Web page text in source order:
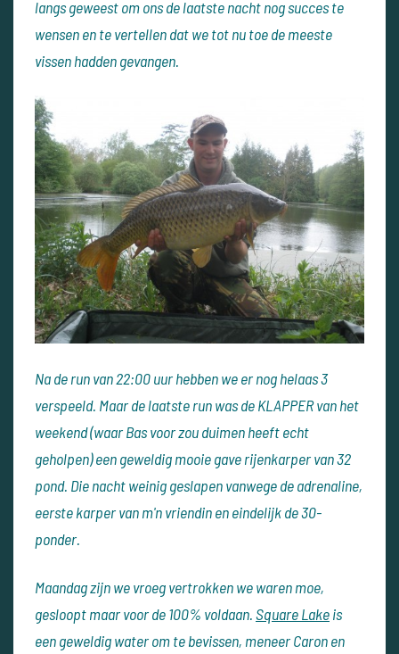
langs geweest om ons de laatste nacht nog succes te
wensen en te vertellen dat we tot nu toe de meeste
vissen hadden gevangen.
Na de run van 22:00 uur hebben we er nog helaas 3
verspeeld. Maar de laatste run was de KLAPPER van het
weekend (waar Bas voor zou duimen heeft echt
geholpen) een geweldig mooie gave rijenkarper van 32
pond. Die nacht weinig geslapen vanwege de adrenaline,
eerste karper van m'n vriendin en eindelijk de 30-
ponder.
Maandag zijn we vroeg vertrokken we waren moe,
gesloopt maar voor de 100% voldaan.Square Lakeis
een geweldig water om te bevissen, meneer Caron en